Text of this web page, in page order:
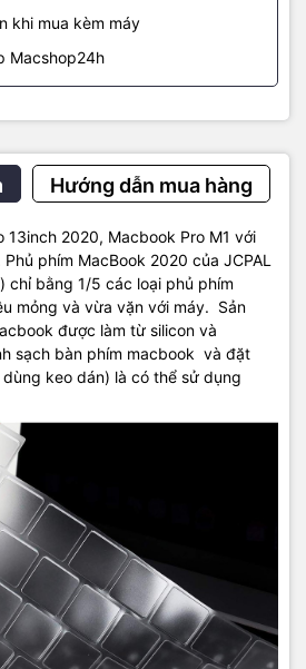
khi mua kèm máy
Macshop24h
Hướng dẫn mua hàng
13inch 2020, Macbook Pro M1 với
phím MacBook 2020 của JCPAL
chỉ bằng 1/5 các loại phủ phím
mỏng và vừa vặn với máy. Sản
được làm từ silicon và
sạch bàn phím macbook và đặt
keo dán) là có thể sử dụng
thể phân huỷ tự nhiên mà không tạo ra
môi trường.
Phối Linh Kiện Chính Hãng
0922.19.79.79
- 19h00 ( Chủ Nhật làm việc từ 9h30 -
18h )